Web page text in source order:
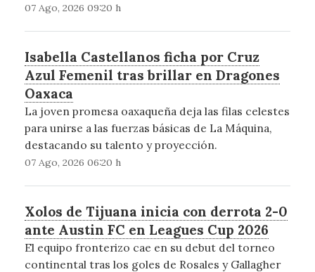
07 Ago, 2026 09:20 h
Isabella Castellanos ficha por Cruz
Azul Femenil tras brillar en Dragones
Oaxaca
La joven promesa oaxaqueña deja las filas celestes
para unirse a las fuerzas básicas de La Máquina,
destacando su talento y proyección.
07 Ago, 2026 06:20 h
Xolos de Tijuana inicia con derrota 2-0
ante Austin FC en Leagues Cup 2026
El equipo fronterizo cae en su debut del torneo
continental tras los goles de Rosales y Gallagher